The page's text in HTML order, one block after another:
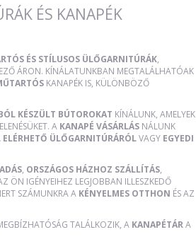
ÉS KANAPÉK
ÉS STÍLUSOS ÜLŐGARNITÚRÁK,
ÁRON. KÍNÁLATUNKBAN MEGTALÁLHATÓAK
KANAPÉK IS, KÜLÖNBÖZŐ
KÉSZÜLT BÚTOROKAT KÍNÁLUNK, AMELYEK
A KANAPÉ VÁSÁRLÁS NÁLUNK
ÜLŐGARNITÚRÁRÓLVAGY EGYEDI
, ORSZÁGOS HÁZHOZ SZÁLLÍTÁS,
ÖN IGÉNYEIHEZ LEGJOBBAN ILLESZKEDŐ
SZÁMUNKRA A KÉNYELMES OTTHON ÉS AZ
TALÁLKOZIK, A KANAPÉTÁRA